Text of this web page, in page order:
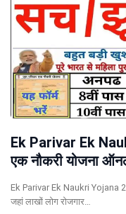
Ek Parivar Ek
एक नौकरी योजना
Ek Parivar Ek Naukri Yojana
जहां लाखों लोग रोजगार…